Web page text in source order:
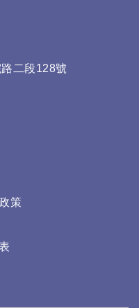
二段128號
策